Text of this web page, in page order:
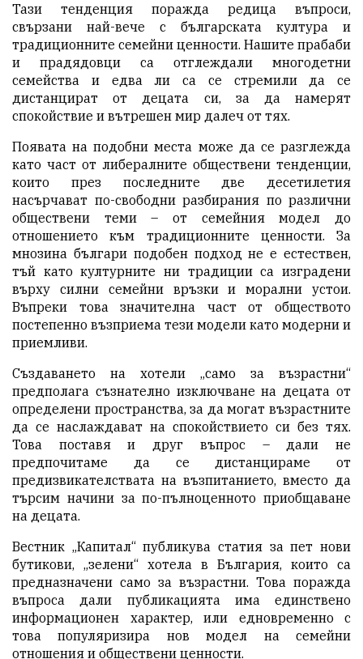
Тази тенденция поражда редица въпроси,
свързани най-вече с българската култура и
традиционните семейни ценности. Нашите прабаби
и прадядовци са отглеждали многодетни
семейства и едва ли са се стремили да се
дистанцират от децата си, за да намерят
спокойствие и вътрешен мир далеч от тях.
Появата на подобни места може да се разглежда
като част от либералните обществени тенденции,
които през последните две десетилетия
насърчават по-свободни разбирания по различни
обществени теми – от семейния модел до
отношението към традиционните ценности. За
мнозина българи подобен подход не е естествен,
тъй като културните ни традиции са изградени
върху силни семейни връзки и морални устои.
Въпреки това значителна част от обществото
постепенно възприема тези модели като модерни и
приемливи.
Създаването на хотели „само за възрастни“
предполага съзнателно изключване на децата от
определени пространства, за да могат възрастните
да се наслаждават на спокойствието си без тях.
Това поставя и друг въпрос – дали не
предпочитаме да се дистанцираме от
предизвикателствата на възпитанието, вместо да
търсим начини за по-пълноценното приобщаване
на децата.
Вестник „Капитал“ публикува статия за пет нови
бутикови, „зелени“ хотела в България, които са
предназначени само за възрастни. Това поражда
въпроса дали публикацията има единствено
информационен характер, или едновременно с
това популяризира нов модел на семейни
отношения и обществени ценности.